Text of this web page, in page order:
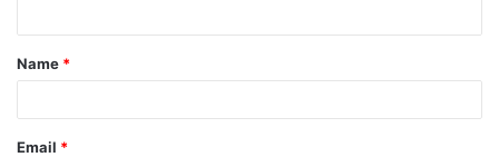
Name *
Email *